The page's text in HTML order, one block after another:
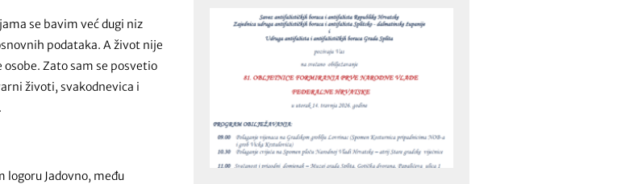
se bavim već dugi niz
podataka. A život nije
Zato sam se posvetio
životi, svakodnevica i
logoru Jadovno, među